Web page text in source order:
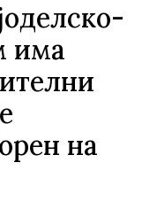
има
на